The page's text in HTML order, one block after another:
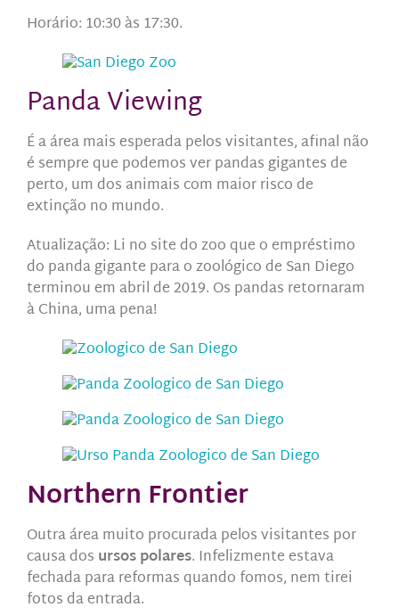
Horário: 10:30 às 17:30.
Panda Viewing
É a área mais esperada pelos visitantes, afinal não
é sempre que podemos ver pandas gigantes de
perto, um dos animais com maior risco de
extinção no mundo.
Atualização: Li no site do zoo que o empréstimo
do panda gigante para o zoológico de San Diego
terminou em abril de 2019. Os pandas retornaram
à China, uma pena!
Northern Frontier
Outra área muito procurada pelos visitantes por
causa dos ursos polares. Infelizmente estava
fechada para reformas quando fomos, nem tirei
fotos da entrada.